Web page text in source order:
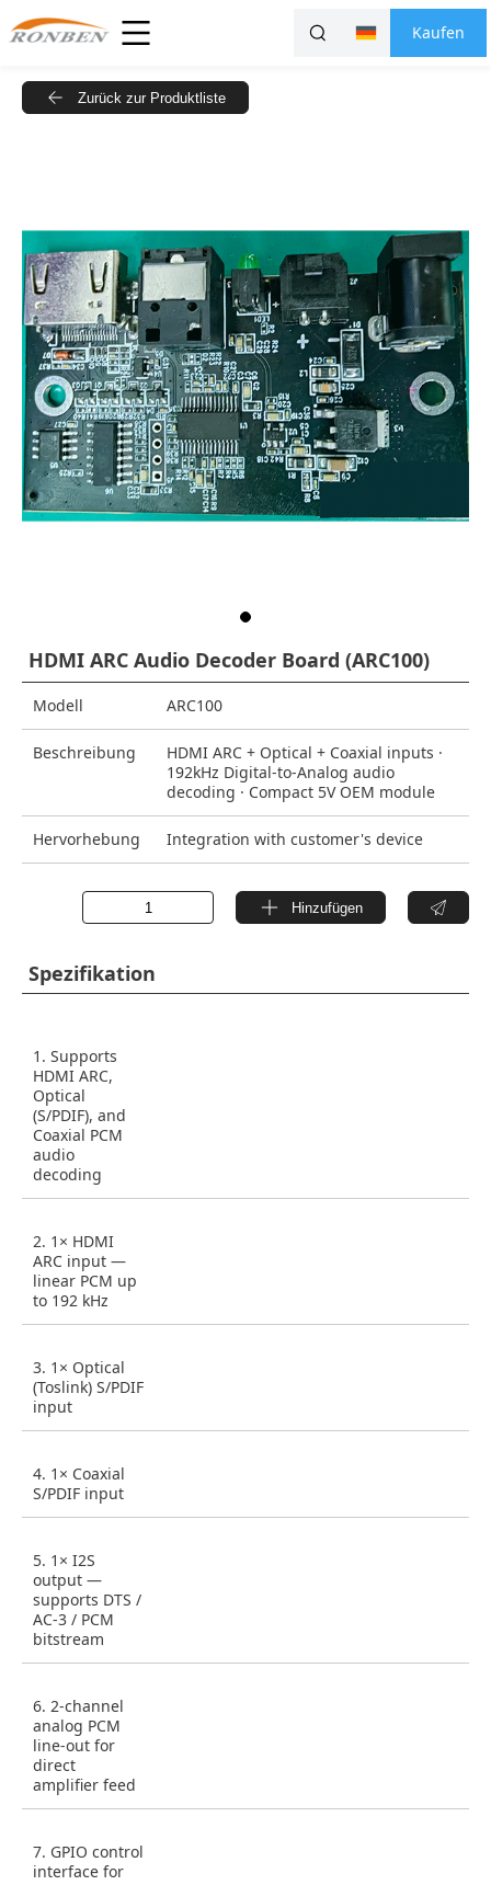
Kaufen
Zurück zur Produktliste
HDMI ARC Audio Decoder Board (ARC100)
Modell ARC100
Beschreibung
HDMI ARC + Optical + Coaxial inputs ·
192kHz Digital-to-Analog audio
decoding · Compact 5V OEM module
Hervorhebung Integration with customer's device
Hinzufügen
Spezifikation
1. Supports
HDMI ARC,
Optical
(S/PDIF), and
Coaxial PCM
audio
decoding
2. 1× HDMI
ARC input —
linear PCM up
to 192 kHz
3. 1× Optical
(Toslink) S/PDIF
input
4. 1× Coaxial
S/PDIF input
5. 1× I2S
output —
supports DTS /
AC-3 / PCM
bitstream
6. 2-channel
analog PCM
line-out for
direct
amplifier feed
7. GPIO control
interface for